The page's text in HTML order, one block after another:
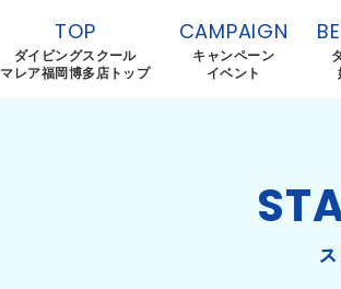
TOP
ダイビングスクール
マレア福岡博多店トップ
CAMPAIGN
キャンペーン
イベント